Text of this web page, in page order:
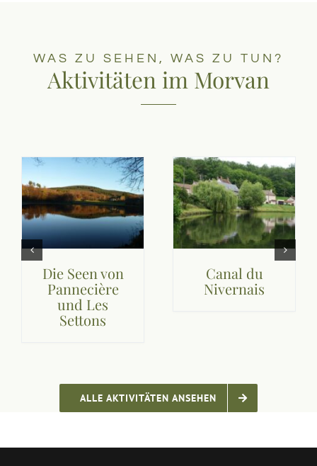
WAS ZU SEHEN, WAS ZU TUN?
Aktivitäten im Morvan
Die Seen von
Pannecière
und Les
Settons
Canal du
Nivernais
ALLE AKTIVITÄTEN ANSEHEN